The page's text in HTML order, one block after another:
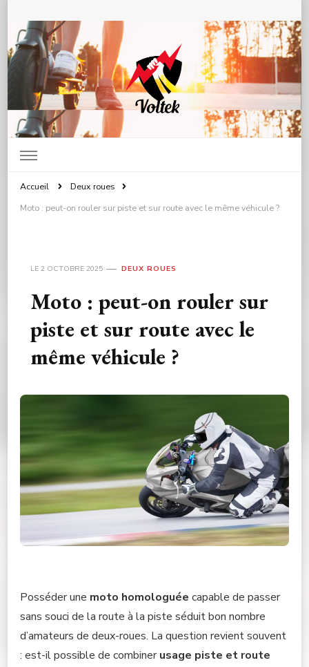
Voltek.fr : Mobilité Electrique &
Accueil
Deux roues
Moto : peut-on rouler sur piste et sur route avec le même véhicule ?
LE 2 OCTOBRE 2025 DEUX ROUES
Moto : peut-on rouler sur
piste et sur route avec le
même véhicule ?
Posséder une moto homologuée capable de passer
sans souci de la route à la piste séduit bon nombre
d’amateurs de deux-roues. La question revient souvent
: est-il possible de combinerusage piste et route